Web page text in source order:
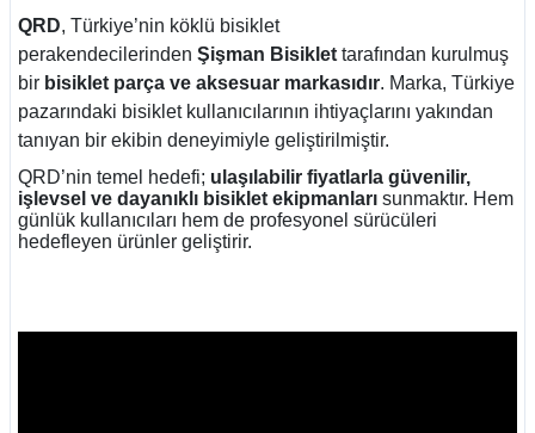
QRD, Türkiye’nin köklü bisiklet
perakendecilerinden Şişman Bisiklet tarafından kurulmuş
bir bisiklet parça ve aksesuar markasıdır. Marka, Türkiye
pazarındaki bisiklet kullanıcılarının ihtiyaçlarını yakından
tanıyan bir ekibin deneyimiyle geliştirilmiştir.
QRD’nin temel hedefi; ulaşılabilir fiyatlarla güvenilir,
işlevsel ve dayanıklı bisiklet ekipmanları sunmaktır. Hem
günlük kullanıcıları hem de profesyonel sürücüleri
hedefleyen ürünler geliştirir.